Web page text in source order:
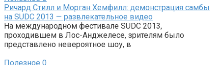
Ричард Стилл и Морган Хемфилл: демонстрация самбы
на SUDC 2013 — развлекательное видео
На международном фестивале SUDC 2013,
проходившем в Лос-Анджелесе, зрителям было
представлено невероятное шоу, в
Полезное 0